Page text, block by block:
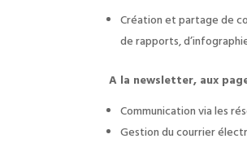
Création et partage de
de rapports,
A la newsletter, aux
Communication via les
Gestion du courrier